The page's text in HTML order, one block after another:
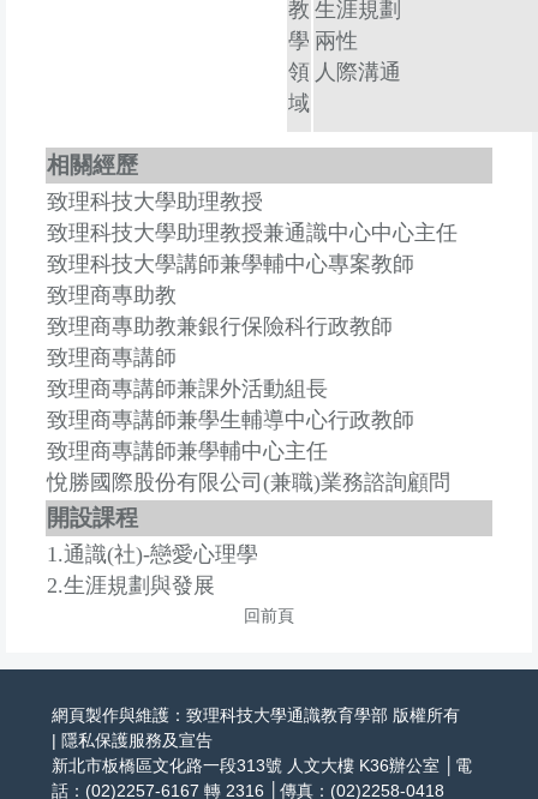
教
學
領
域
生涯規劃
兩性
人際溝通
相關經歷
致理科技大學助理教授
致理科技大學助理教授兼通識中心中心主任
致理科技大學講師兼學輔中心專案教師
致理商專助教
致理商專助教兼銀行保險科行政教師
致理商專講師
致理商專講師兼課外活動組長
致理商專講師兼學生輔導中心行政教師
致理商專講師兼學輔中心主任
悅勝國際股份有限公司(兼職)業務諮詢顧問
開設課程
1.通識(社)-戀愛心理學
2.生涯規劃與發展
回前頁
網頁製作與維護：致理科技大學通識教育學部 版權所有
| 隱私保護服務及宣告
新北市板橋區文化路一段313號 人文大樓 K36辦公室 │電
話：(02)2257-6167 轉 2316 │傳真：(02)2258-0418